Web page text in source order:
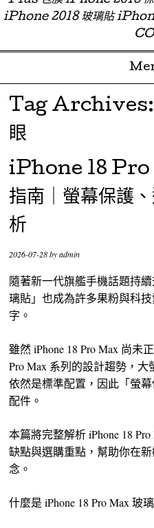
iPhone 2018 玻璃貼
Skip to content
Tag Archives:
眼
iPhone 18 Pro
指南｜螢幕保護
析
2026-07-28byadmin
隨著新一代旗艦手機話題持續
璃貼」也成為許多果粉與科
字。
雖然 iPhone 18 Pro Max 尚未
Pro Max 系列的設計趨勢，
依然是標準配置，因此「螢
配件。
本篇將完整解析 iPhone 18
缺點與選購重點，幫助你在
念。
什麼是 iPhone 18 Pro Max 玻